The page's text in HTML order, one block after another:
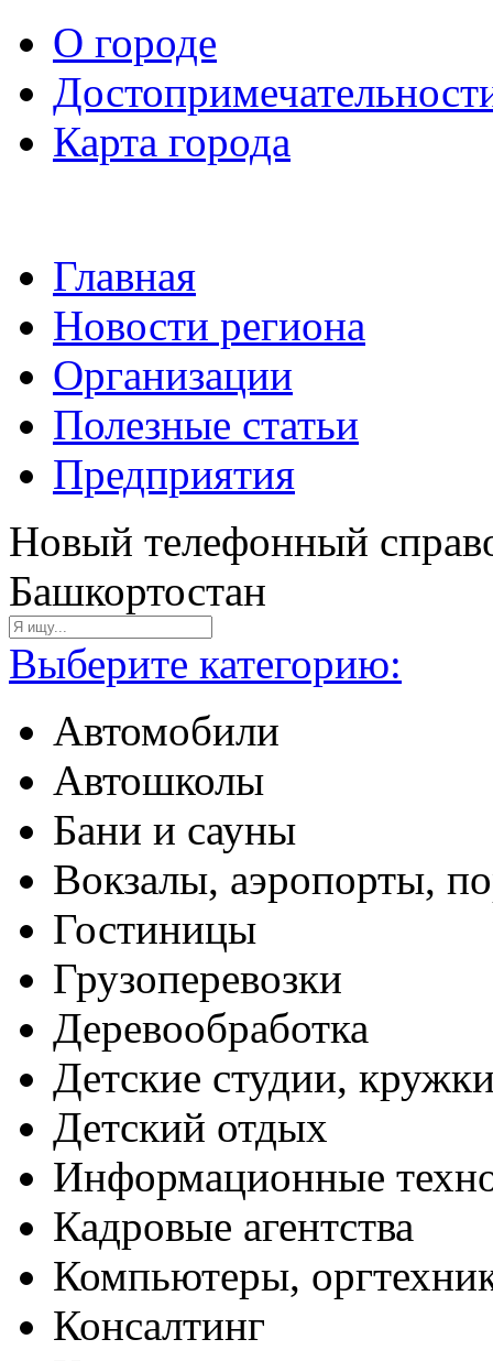
О городе
Карта города
Главная
Новости региона
Организации
Полезные статьи
Предприятия
Новый телефонный
Башкортостан
Выберите категорию:
Автомобили
Автошколы
Бани и сауны
Вокзалы, аэропорты,
Гостиницы
Грузоперевозки
Деревообработка
Детские студии,
Детский отдых
Информационные
Кадровые агентства
Компьютеры,
Консалтинг